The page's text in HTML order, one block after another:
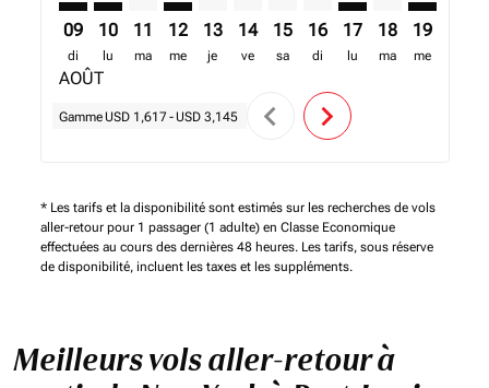
09
di
AOÛT
10
lu
11
ma
12
me
13
je
14
ve
15
sa
16
di
17
lu
18
ma
19
me
Gamme USD 1,617 - USD 3,145 chevron_left chevron_right
* Les tarifs et la disponibilité sont estimés sur les recherches de vols
aller-retour pour 1 passager (1 adulte) en Classe Economique
effectuées au cours des dernières 48 heures. Les tarifs, sous réserve
de disponibilité, incluent les taxes et les suppléments.
Meilleurs vols aller-retour à